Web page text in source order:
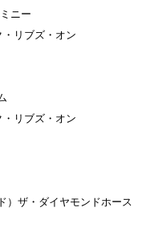
ニー
リブズ・オン
リブズ・オン
）ザ・ダイヤモンドホース